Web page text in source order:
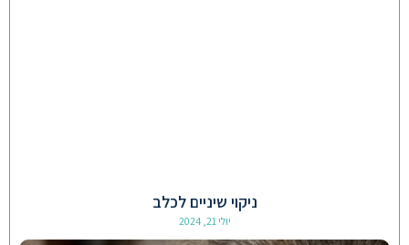
ניקוי שיניים לכלב
יולי 21, 2024